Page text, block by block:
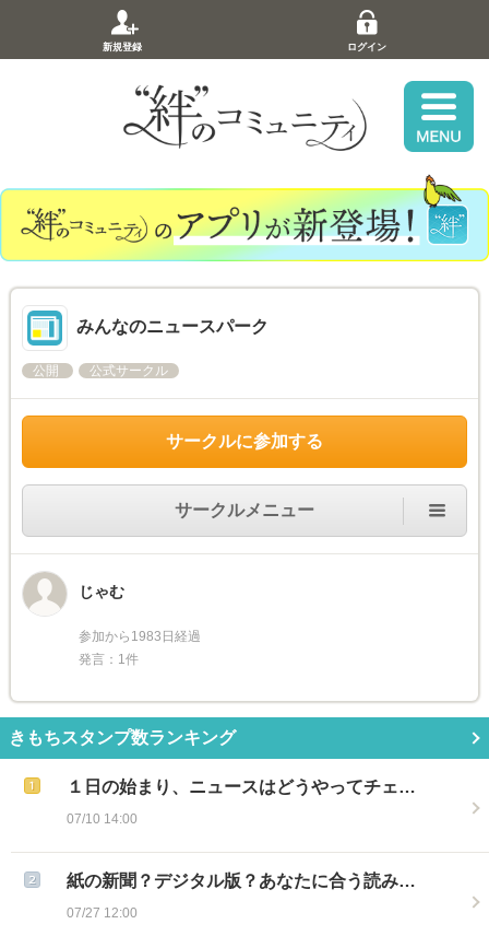
新規登録 ログイン
みんなのニュースパーク
公開 公式サークル
サークルに参加する
サークルメニュー
じゃむ
参加から1983日経過
発言：1件
きもちスタンプ数ランキング
１日の始まり、ニュースはどうやってチェ…
07/10 14:00
紙の新聞？デジタル版？あなたに合う読み…
07/27 12:00